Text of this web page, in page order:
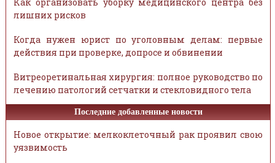
лишних рисков
Когда нужен юрист по уголовным делам: первые
действия при проверке, допросе и обвинении
Витреоретинальная хирургия: полное руководство по
лечению патологий сетчатки и стекловидного тела
Последние добавленные новости
Новое открытие: мелкоклеточный рак проявил свою
уязвимость